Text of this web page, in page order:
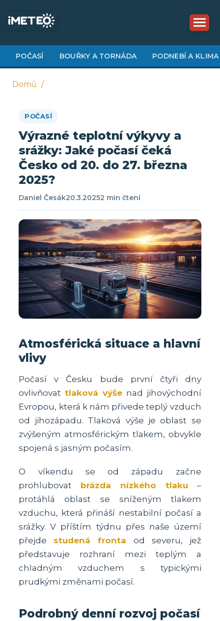
obsahu
POČASÍ BOUŘKY A TORNÁDA PODNEBÍ A KLIMA
navigace
Domů
POČASÍ
Výrazné teplotní výkyvy a
srážky: Jaké počasí čeká
Česko od 20. do 27. března
2025?
Daniel Česák20.3.20252 min čtení
Atmosférická situace a hlavní
vlivy
Počasí v Česku bude první čtyři dny
ovlivňovattlaková výše nad jihovýchodní
Evropou, která k nám přivede teplý vzduch
od jihozápadu. Tlaková výše je oblast se
zvýšeným atmosférickým tlakem, obvykle
spojená s jasným počasím.
O víkendu se od západu začne
prohlubovat brázda nízkého tlaku –
protáhlá oblast se sníženým tlakem
vzduchu, která přináší nestabilní počasí a
srážky. V příštím týdnu přes naše území
přejde studená fronta od severu, jež
představuje rozhraní mezi teplým a
chladným vzduchem s typickými
prudkými změnami počasí.
Podrobný denní rozvoj počasí